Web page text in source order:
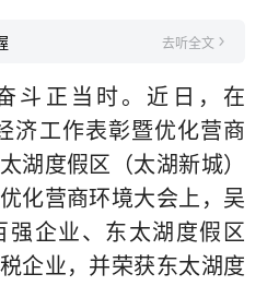
去听全文
斗正当时。近日，在
济工作表彰暨优化营商
湖度假区（太湖新城）
化营商环境大会上，吴
强企业、东太湖度假区
企业，并荣获东太湖度